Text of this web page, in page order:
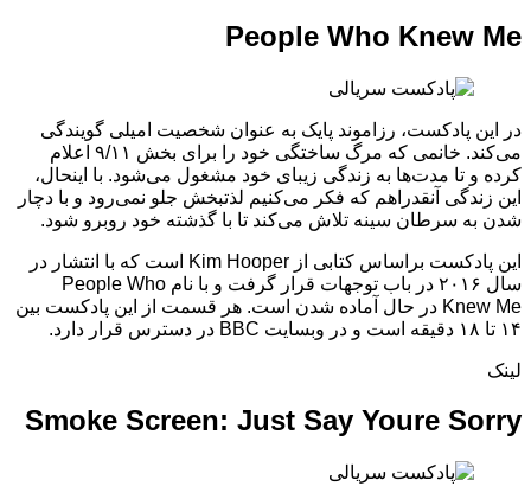
People Who Knew Me
در این پادکست، رزاموند پایک به عنوان شخصیت امیلی گویندگی
می‌کند. خانمی که مرگ ساختگی خود را برای بخش ۹/۱۱ اعلام
کرده و تا مدت‌ها به زندگی زیبای خود مشغول می‌شود. با اینحال،
این زندگی آنقدراهم که فکر می‌کنیم لذتبخش جلو نمی‌رود و با دچار
شدن به سرطان سینه تلاش می‌کند تا با گذشته خود روبرو شود.
این پادکست براساس کتابی از Kim Hooper است که با انتشار در
سال ۲۰۱۶ در باب توجهات قرار گرفت و با نام People Who
Knew Me در حال آماده شدن است. هر قسمت از این پادکست بین
۱۴ تا ۱۸ دقیقه است و در وبسایت BBC در دسترس قرار دارد.
لینک
Smoke Screen: Just Say Youre Sorry